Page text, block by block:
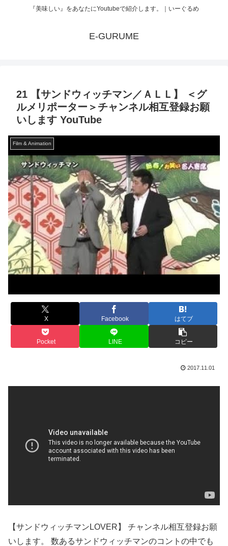
『美味しい』をあなたにYoutubeで紹介します。｜いーぐるめ
E-GURUME
21 【サンドウィッチマン／ＡＬＬ】 ＜グ
ルメリポーター＞チャンネル相互登録お願
いします YouTube
Film & Animation
X Facebook はてブ
Pocket LINE コピー
2017.11.01
【サンドウィッチマンLOVER】 チャンネル相互登録お願
いします。 数あるサンドウィッチマンのコントの中でも